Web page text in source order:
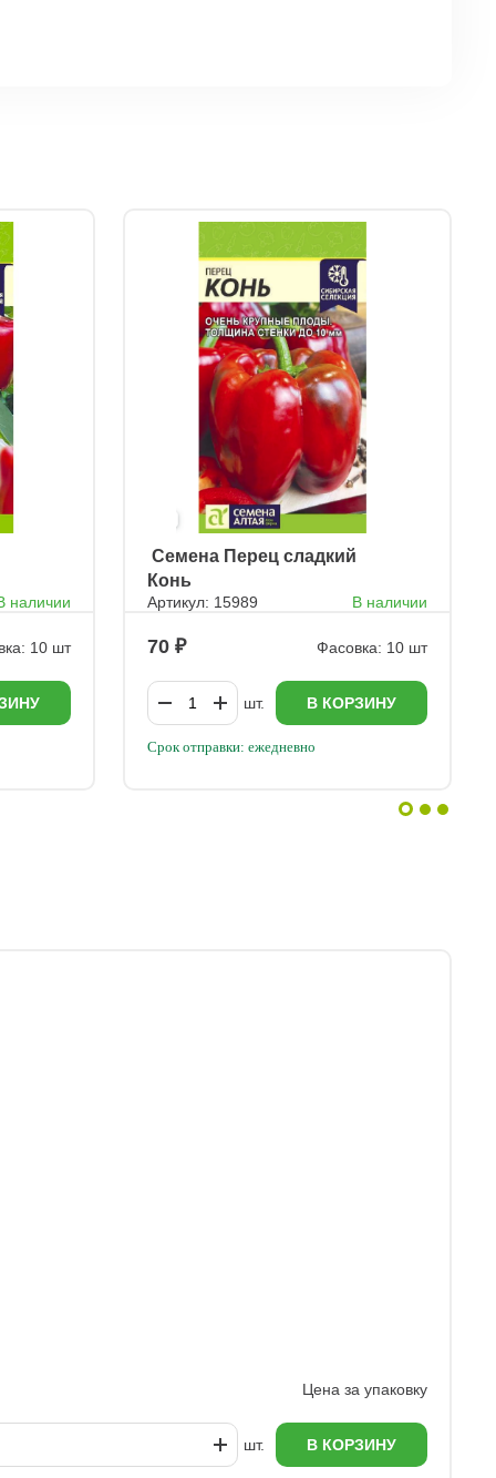
наличии
10 шт
ㅤ Семена Перец сладкий
Конь
Артикул: 15989 В наличии
70 Фасовка: 10 шт
шт. В КОРЗИНУ
Срок отправки: ежедневно
Цена за упаковку
шт. В КОРЗИНУ